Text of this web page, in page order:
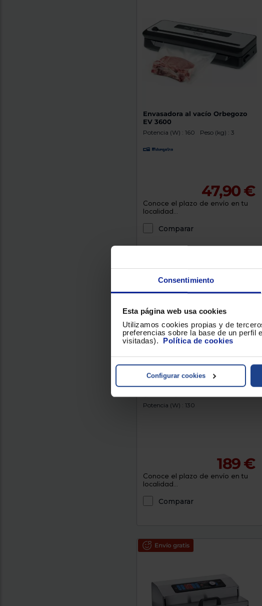
Consentimiento
Esta página web usa cookies
Utilizamos cookies propias y de
preferencias sobre la base de un perfil
visitadas). Política de cookies
Configurar cookies
Envasadora al vacío Orbegozo
EV 3600
Potencia (W) : 160 Peso (kg) : 3
47,90 €
Conoce el plazo de envío en tu
localidad...
Comparar
Envío gratis
Envasadora al vacío MagicVac
Potencia (W) : 130
189 €
Conoce el plazo de envío en tu
localidad...
Comparar
Envío gratis